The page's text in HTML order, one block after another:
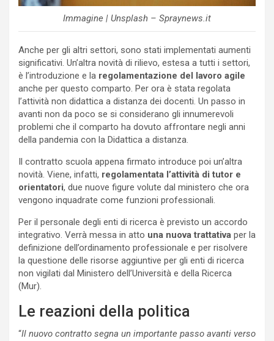
Immagine | Unsplash – Spraynews.it
Anche per gli altri settori, sono stati implementati aumenti
significativi. Un’altra novità di rilievo, estesa a tutti i settori,
è l’introduzione e la regolamentazione del lavoro agile
anche per questo comparto. Per ora è stata regolata
l’attività non didattica a distanza dei docenti. Un passo in
avanti non da poco se si considerano gli innumerevoli
problemi che il comparto ha dovuto affrontare negli anni
della pandemia con la Didattica a distanza.
Il contratto scuola appena firmato introduce poi un’altra
novità. Viene, infatti, regolamentata l’attività di tutor e
orientatori, due nuove figure volute dal ministero che ora
vengono inquadrate come funzioni professionali.
Per il personale degli enti di ricerca è previsto un accordo
integrativo. Verrà messa in atto una nuova trattativa per la
definizione dell’ordinamento professionale e per risolvere
la questione delle risorse aggiuntive per gli enti di ricerca
non vigilati dal Ministero dell’Università e della Ricerca
(Mur).
Le reazioni della politica
“Il nuovo contratto segna un importante passo avanti verso